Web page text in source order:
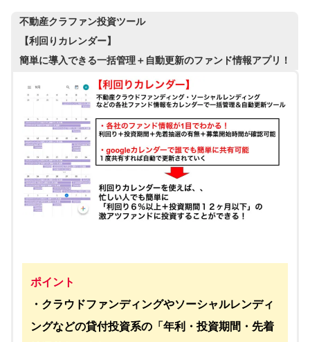
不動産クラファン投資ツール
【利回りカレンダー】
簡単に導入できる一括管理＋自動更新のファンド情報アプリ！
ポイント
・クラウドファンディングやソーシャルレンディ
ングなどの貸付投資系の「年利・投資期間・先着